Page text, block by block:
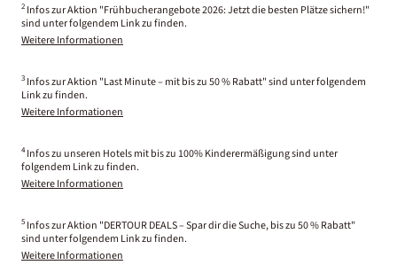
2 Infos zur Aktion "Frühbucherangebote 2026: Jetzt die besten Plätze sichern!"
sind unter folgendem Link zu finden.
Weitere Informationen
3 Infos zur Aktion "Last Minute – mit bis zu 50 % Rabatt" sind unter folgendem
Link zu finden.
Weitere Informationen
4 Infos zu unseren Hotels mit bis zu 100% Kinderermäßigung sind unter
folgendem Link zu finden.
Weitere Informationen
5 Infos zur Aktion "DERTOUR DEALS – Spar dir die Suche, bis zu 50 % Rabatt"
sind unter folgendem Link zu finden.
Weitere Informationen